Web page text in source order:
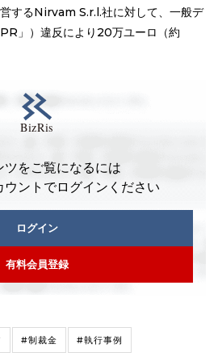
するNirvam S.r.l.社に対して、一般デ
」）違反により20万ユーロ（約
ツをご覧になるには
ウントでログインください
ログイン
有料会員登録
#制裁金 #執行事例